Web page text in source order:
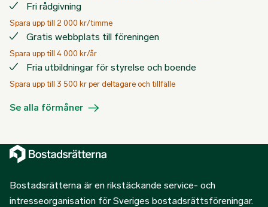
Fri rådgivning
Spara upp till 2 000 kr/timme
Gratis webbplats till föreningen
Spara upp till 4 000 kr/år
Fria utbildningar för styrelse och boende
Spara upp till 3 500 kr per deltagare och tillfälle
Se alla förmåner
Bostadsrätterna är en rikstäckande service- och
intresseorganisation för Sveriges bostadsrättsföreningar.